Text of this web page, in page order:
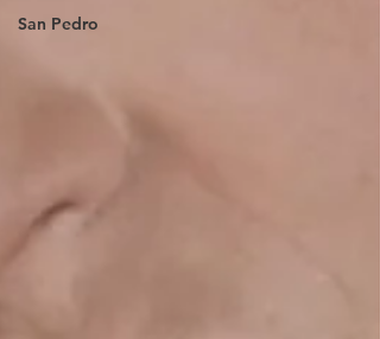
San Pedro